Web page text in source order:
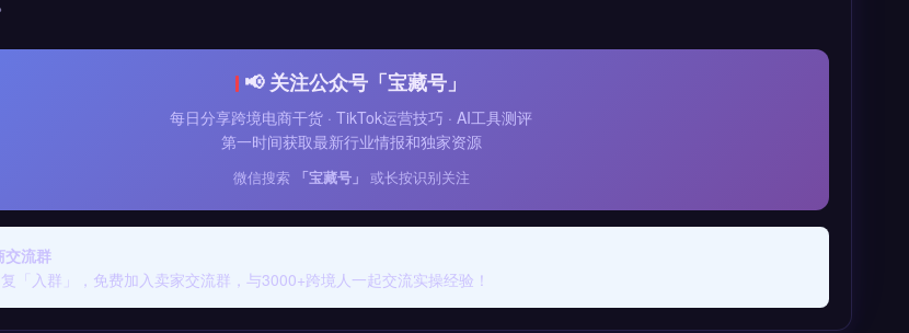
📢 关注公众号「宝藏号」
每日分享跨境电商干货 · TikTok运营技巧 · AI工具测评
第一时间获取最新行业情报和独家资源
微信搜索 「宝藏号」 或长按识别关注
交流群
「入群」，免费加入卖家交流群，与3000+跨境人一起交流实操经验！